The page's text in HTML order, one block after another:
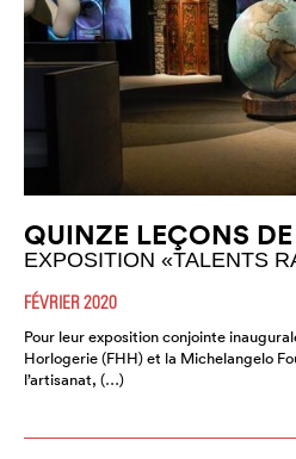
QUINZE LEÇONS DE
EXPOSITION «TALENTS
FÉVRIER 2020
Pour leur exposition conjointe
Horlogerie (FHH) et la Michelangelo
l’artisanat, (…)